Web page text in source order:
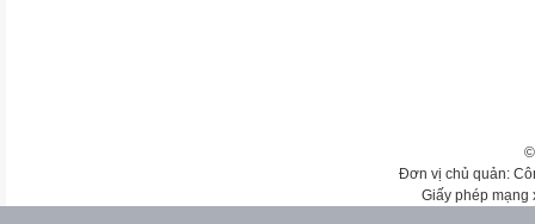
Đơn vị chủ quản:
Giấy phép mạng